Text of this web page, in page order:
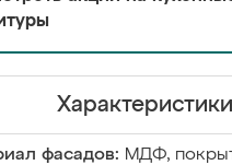
Характеристики
фасадов: МДФ,